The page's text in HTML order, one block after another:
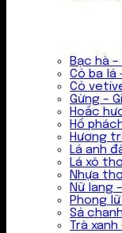
Bạc hà
Cỏ ba lá
Cỏ
Gừng –
Hoắc
Hổ
Hương
Lá anh
Lá xô
Nhựa
Nữ lang
Phong
Sả
Trà